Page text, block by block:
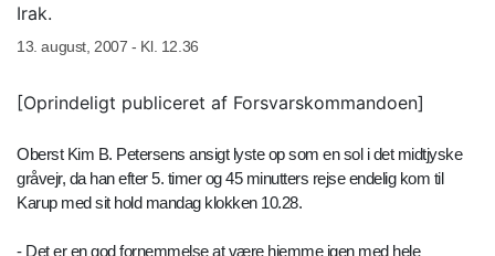
Irak.
13. august, 2007 - Kl. 12.36
[Oprindeligt publiceret af Forsvarskommandoen]
Oberst Kim B. Petersens ansigt lyste op som en sol i det midtjyske
gråvejr, da han efter 5. timer og 45 minutters rejse endelig kom til
Karup med sit hold mandag klokken 10.28.
- Det er en god fornemmelse at være hjemme igen med hele